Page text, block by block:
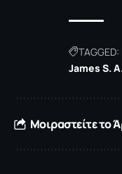
TAGGED:
James S.
Μοιραστείτε το